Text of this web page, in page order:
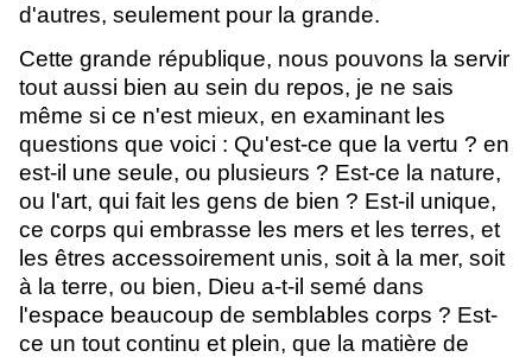
d'autres, seulement pour la grande.
Cette grande république, nous pouvons la servir
tout aussi bien au sein du repos, je ne sais
même si ce n'est mieux, en examinant les
questions que voici : Qu'est-ce que la vertu ? en
est-il une seule, ou plusieurs ? Est-ce la nature,
ou l'art, qui fait les gens de bien ? Est-il unique,
ce corps qui embrasse les mers et les terres, et
les êtres accessoirement unis, soit à la mer, soit
à la terre, ou bien, Dieu a-t-il semé dans
l'espace beaucoup de semblables corps ? Est-
ce un tout continu et plein, que la matière de